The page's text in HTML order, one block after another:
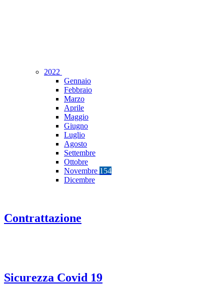
2022
Gennaio
Febbraio
Marzo
Aprile
Maggio
Giugno
Luglio
Agosto
Settembre
Ottobre
Novembre 154
Dicembre
Contrattazione
Sicurezza Covid 19